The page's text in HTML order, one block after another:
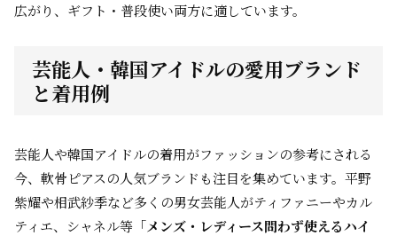
広がり、ギフト・普段使い両方に適しています。
芸能人・韓国アイドルの愛用ブランド
と着用例
芸能人や韓国アイドルの着用がファッションの参考にされる
今、軟骨ピアスの人気ブランドも注目を集めています。平野
紫耀や相武紗季など多くの男女芸能人がティファニーやカル
ティエ、シャネル等「メンズ・レディース問わず使えるハイ